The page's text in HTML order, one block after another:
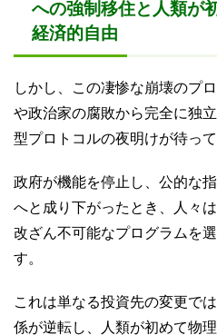
への強制移住と人類が
経済的自由
しかし、この凄惨な崩壊のプ
や政治家の腐敗から完全に独
型プロトコルの夜明けが待って
政府が機能を停止し、公的な
へと成り下がったとき、人々
改ざん不可能なプログラムを
す。
これは単なる投資先の変更で
係が逆転し、人類が初めて物